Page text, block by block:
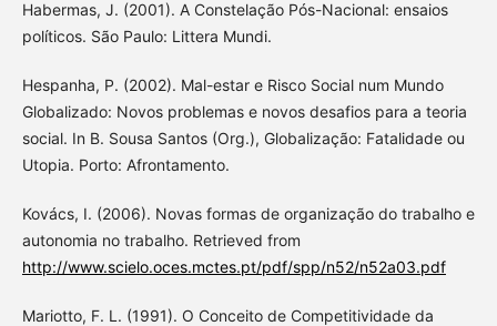
Habermas, J. (2001). A Constelação Pós-Nacional: ensaios
políticos. São Paulo: Littera Mundi.
Hespanha, P. (2002). Mal-estar e Risco Social num Mundo
Globalizado: Novos problemas e novos desafios para a teoria
social. In B. Sousa Santos (Org.), Globalização: Fatalidade ou
Utopia. Porto: Afrontamento.
Kovács, I. (2006). Novas formas de organização do trabalho e
autonomia no trabalho. Retrieved from
http://www.scielo.oces.mctes.pt/pdf/spp/n52/n52a03.pdf
Mariotto, F. L. (1991). O Conceito de Competitividade da